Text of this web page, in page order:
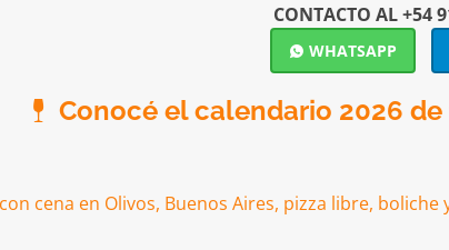
CONTACTO AL +54
WHATSAPP
Conocé el calendario 2026